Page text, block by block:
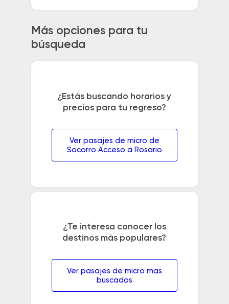
Más opciones para tu
búsqueda
¿Estás buscando horarios y
precios para tu regreso?
Ver pasajes de micro de
Socorro Acceso a Rosario
¿Te interesa conocer los
destinos más populares?
Ver pasajes de micro mas
buscados